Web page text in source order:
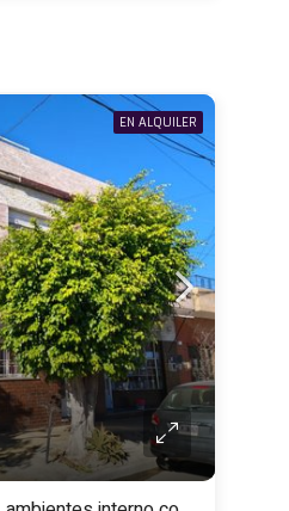
EN ALQUILER